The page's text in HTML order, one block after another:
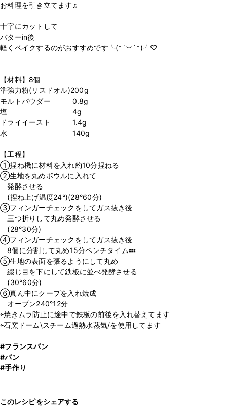
お料理を引き立てます♫
十字にカットして
バターin後
軽くベイクするのがおすすめです╰(*´︶`*)╯♡
【材料】8個
準強力粉(リスドオル)200g
モルトパウダー 0.8g
塩 4g
ドライイースト 1.4g
水 140g
【工程】
①捏ね機に材料を入れ約10分捏ねる
②生地を丸めボウルに入れて
発酵させる
(捏ね上げ温度24°)(28°60分)
③フィンガーチェックをしてガス抜き後
三つ折りして丸め発酵させる
(28°30分)
④フィンガーチェックをしてガス抜き後
8個に分割して丸め15分ベンチタイム💤
⑤生地の表面を張るようにして丸め
綴じ目を下にして鉄板に並べ発酵させる
(30°60分)
⑥真ん中にクープを入れ焼成
オーブン240°12分
⇦焼きムラ防止に途中で鉄板の前後を入れ替えてます
⇦石窯ドーム\スチーム過熱水蒸気/を使用してます
#フランスパン
#パン
#手作り
このレシピをシェアする